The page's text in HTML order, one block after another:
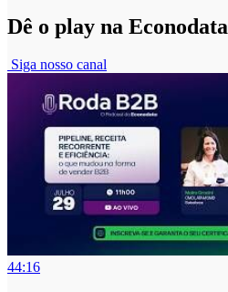
Dê o play na Econodata
Siga nosso canal
44:16